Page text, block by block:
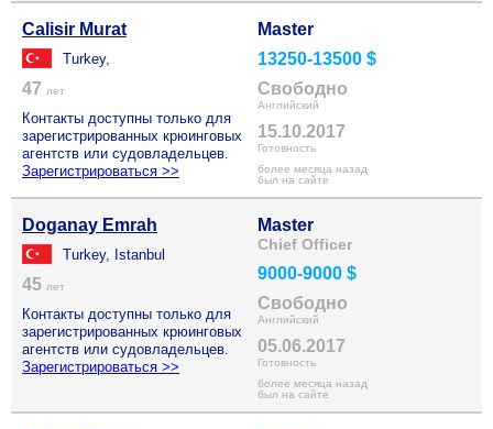
Calisir Murat
Turkey,
47 лет
Контакты доступны только для
зарегистрированных крюинговых
агентств или судовладельцев.
Зарегистрироваться >>
Master
13250-13500 $
Свободно
Английский
15.10.2017
Готовность
более месяца назад
был на сайте
Doganay Emrah
Turkey, Istanbul
45 лет
Контакты доступны только для
зарегистрированных крюинговых
агентств или судовладельцев.
Зарегистрироваться >>
Master
Chief Officer
9000-9000 $
Свободно
Английский
05.06.2017
Готовность
более месяца назад
был на сайте